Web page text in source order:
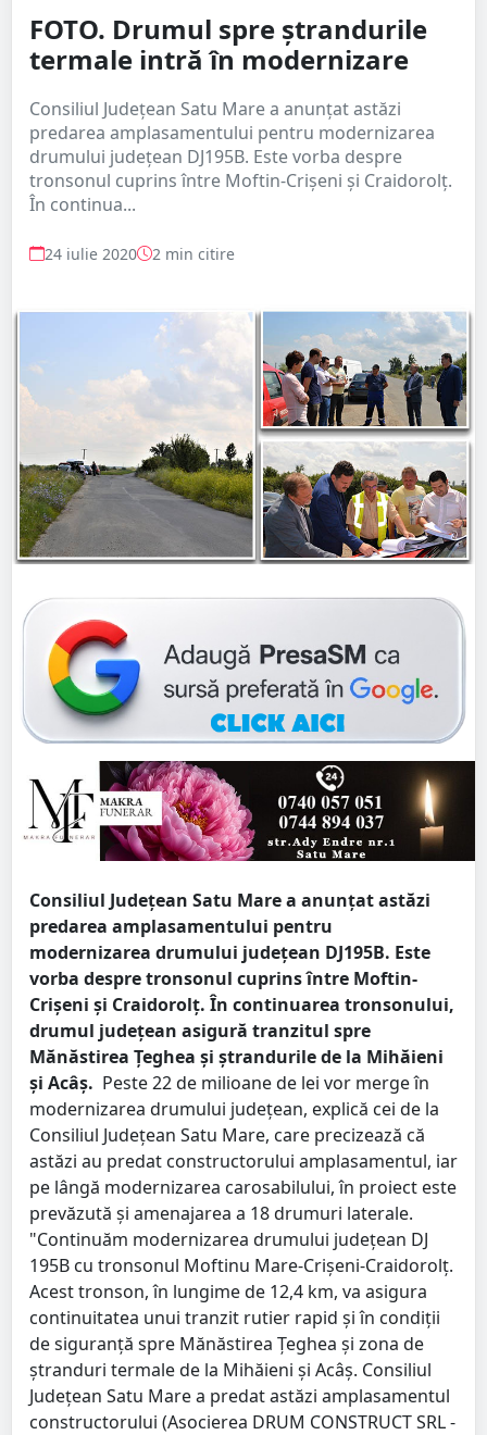
FOTO. Drumul spre ștrandurile
termale intră în modernizare
Consiliul Județean Satu Mare a anunțat astăzi
predarea amplasamentului pentru modernizarea
drumului județean DJ195B. Este vorba despre
tronsonul cuprins între Moftin-Crișeni și Craidorolț.
În continua...
24 iulie 2020 2 min citire
Consiliul Județean Satu Mare a anunțat astăzi
predarea amplasamentului pentru
modernizarea drumului județean DJ195B. Este
vorba despre tronsonul cuprins între Moftin-
Crișeni și Craidorolț. În continuarea tronsonului,
drumul județean asigură tranzitul spre
Mănăstirea Țeghea și ștrandurile de la Mihăieni
și Acâș. Peste 22 de milioane de lei vor merge în
modernizarea drumului județean, explică cei de la
Consiliul Județean Satu Mare, care precizează că
astăzi au predat constructorului amplasamentul, iar
pe lângă modernizarea carosabilului, în proiect este
prevăzută și amenajarea a 18 drumuri laterale.
"Continuăm modernizarea drumului județean DJ
195B cu tronsonul Moftinu Mare-Crișeni-Craidorolț.
Acest tronson, în lungime de 12,4 km, va asigura
continuitatea unui tranzit rutier rapid și în condiții
de siguranță spre Mănăstirea Țeghea și zona de
ștranduri termale de la Mihăieni și Acâș. Consiliul
Județean Satu Mare a predat astăzi amplasamentul
constructorului (Asocierea DRUM CONSTRUCT SRL -